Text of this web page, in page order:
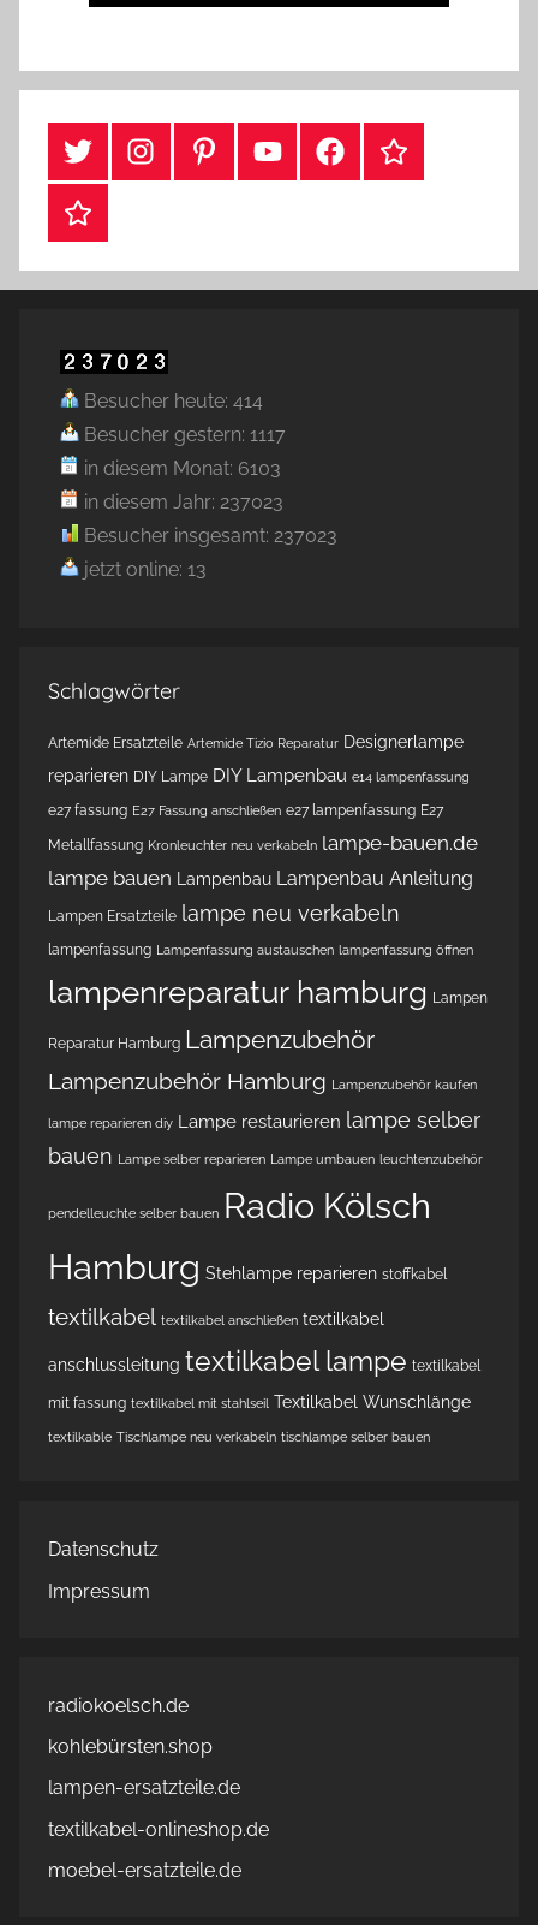
#TwitterInstagramPinterestYouTubeFacebookTikTok
Webshop
Besucher heute: 414
Besucher gestern: 1117
in diesem Monat: 6103
in diesem Jahr: 237023
Besucher insgesamt: 237023
jetzt online: 13
Schlagwörter
Artemide Ersatzteile Artemide Tizio Reparatur Designerlampe
reparieren DIY Lampe DIY Lampenbau e14 lampenfassung
e27 fassung E27 Fassung anschließen e27 lampenfassung E27
Metallfassung Kronleuchter neu verkabeln lampe-bauen.de
lampe bauen
Lampenbau Lampenbau Anleitung
Lampen Ersatzteile lampe neu verkabeln
lampenfassung Lampenfassung austauschen lampenfassung öffnen
lampenreparatur hamburg Lampen
Reparatur Hamburg Lampenzubehör
Lampenzubehör Hamburg Lampenzubehör kaufen
lampe reparieren diy Lampe restaurieren lampe selber
bauen Lampe selber reparieren Lampe umbauen leuchtenzubehör
pendelleuchte selber bauen Radio Kölsch
Hamburg Stehlampe reparieren stoffkabel
textilkabel textilkabel anschließen textilkabel
anschlussleitung textilkabel lampe textilkabel
mit fassung textilkabel mit stahlseil Textilkabel Wunschlänge
textilkable Tischlampe neu verkabeln tischlampe selber bauen
Datenschutz
Impressum
radiokoelsch.de
kohlebürsten.shop
lampen-ersatzteile.de
textilkabel-onlineshop.de
moebel-ersatzteile.de